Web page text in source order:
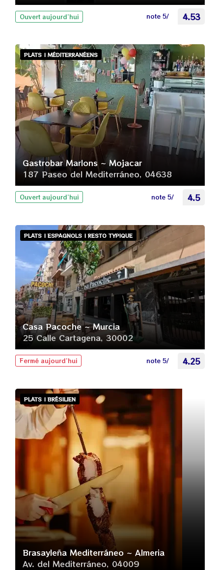
Ouvert aujourd’hui note 5/ 4.53
PLATS | MÉDITERRANÉENS
Gastrobar Marlons ~ Mojacar
187 Paseo del Mediterráneo, 04638
Ouvert aujourd’hui note 5/ 4.5
PLATS | ESPAGNOLS | RESTO TYPIQUE
Casa Pacoche ~ Murcia
25 Calle Cartagena, 30002
Fermé aujourd’hui note 5/ 4.25
PLATS | BRÉSILIEN
Brasayleña Mediterráneo ~ Almeria
Av. del Mediterráneo, 04009